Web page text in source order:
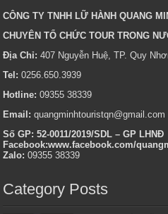
CÔNG TY TNHH LỮ HÀNH QUANG
CHUYÊN TỔ CHỨC TOUR TRONG
Địa Chỉ: 407 Nguyễn Huệ, TP. Quy
Tel: 0256.650.3939
Hotline: 09355 38339
Email:quangminhtouristqn@gmail.com
Số GP: 52-0011/2019/SDL – GP LHNĐ
Facebook:www.facebook.com/
Zalo: 09355 38339
Category Posts